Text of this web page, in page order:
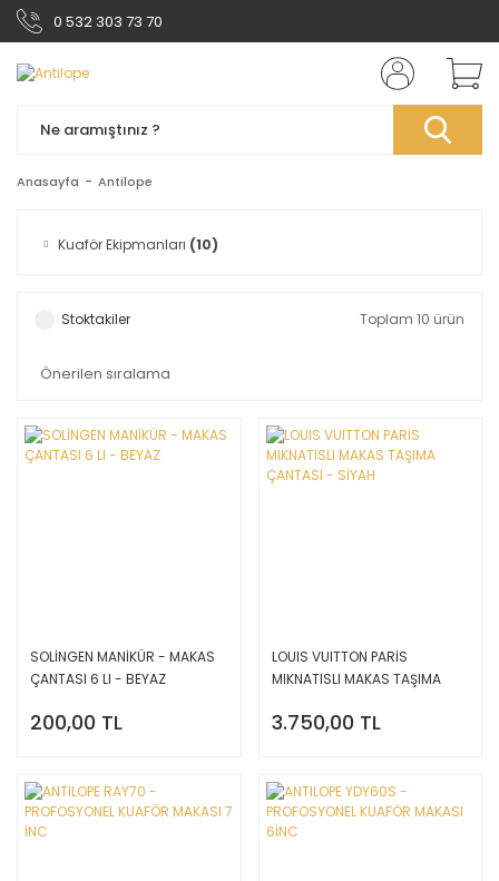
0 532 303 73 70
Anasayfa Antilope
Kuaför Ekipmanları (10)
Stoktakiler Toplam 10 ürün
SOLİNGEN MANİKÜR - MAKAS
ÇANTASI 6 LI - BEYAZ
200,00 TL
LOUIS VUITTON PARİS
MIKNATISLI MAKAS TAŞIMA
3.750,00 TL